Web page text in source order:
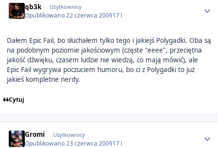
qb3k Użytkownicy
Opublikowano22 czerwca 200917 l
Dałem Epic Fail, bo słuchałem tylko tego i jakiejś Polygadki. Oba są
na podobnym poziomie jakościowym (częste "eeee", przeciętna
jakość dźwięku, czasem ludzie nie wiedzą, co mają mówić), ale
Epic Fail wygrywa poczuciem humoru, bo ci z Polygadki to już
jakieś kompletne nerdy.
Cytuj
Gromi Użytkownicy
Opublikowano23 czerwca 200917 l